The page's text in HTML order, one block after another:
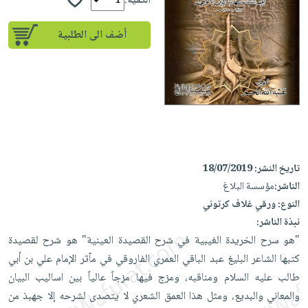
إختياراتنا
كتب
أكاديمية
صندوق
القراءة
iKitab
بلا
حدود
أسئلة
يتكرر
على
Android
تحميل
iKitab
على
Apple
أسئلة
يتكرر
طرحها
تحميل
masmu3
على
masmu3
على
Apple
المواضيع
الأكثر
مبيعاً
وسائل
تعليمية
جوائز
تعليمية
الصحة
والعناية
الشخصية
جديد
العناية
الشخصية
العناية
وتصفيف
الشعر
العناية
بالجسم
المطبخ
والسفرة
جديد
الكل
أواني
الطهي
أدوات
متجر
الهدايا
أقسام
أضف الى الطلبية
تاريخ النشر:18/07/2019
الناشر:مؤسسة البلاغ
النوع:ورقي غلاف كرتوني
نبذة الناشر:
"هو سرح الخريدة الغيبية في شرح القصيدة العينية" هو شرح لقصيدة
كتبها الشاعر البليغ عبد الباقي العمري الفاروقي في مآثر الإمام علي بن أبي
طالب عليه السلام ومناقبه، ومزج فيها مزجاً عالياً بين اساليب البيان
والمعاني والبديع، ومثل هذا العمق الشعري لا يتصدى لشرحه إلا جهبذ من